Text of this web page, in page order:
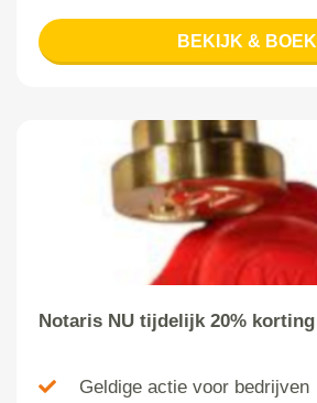
BEKIJK & BOEK
Notaris NU tijdelijk 20% korting
Geldige actie voor bedrijven